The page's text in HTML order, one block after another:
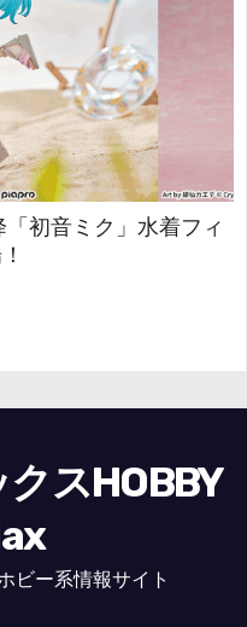
初音ミク」水着フィ
スHOBBY
ビー系情報サイト